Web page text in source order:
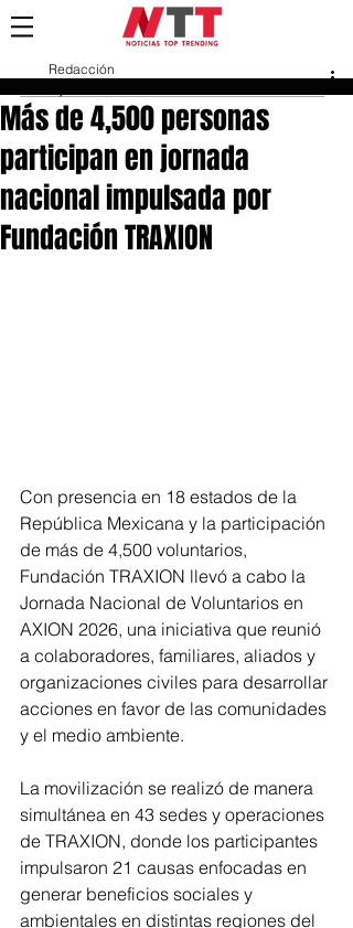
Más de 4,500 personas
participan en jornada
nacional impulsada por
Fundación TRAXION
Redacción
Con presencia en 18 estados de la
República Mexicana y la participación
de más de 4,500 voluntarios,
Fundación TRAXION llevó a cabo la
Jornada Nacional de Voluntarios en
AXION 2026, una iniciativa que reunió
a colaboradores, familiares, aliados y
organizaciones civiles para desarrollar
acciones en favor de las comunidades
y el medio ambiente.
La movilización se realizó de manera
simultánea en 43 sedes y operaciones
de TRAXION, donde los participantes
impulsaron 21 causas enfocadas en
generar beneficios sociales y
ambientales en distintas regiones del